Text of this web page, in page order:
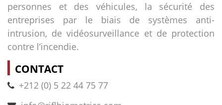
personnes et des véhicules, la sécurité des
entreprises par le biais de systèmes anti-
intrusion, de vidéosurveillance et de protection
contre l’incendie.
CONTACT
+212 (0) 5 22 44 75 77